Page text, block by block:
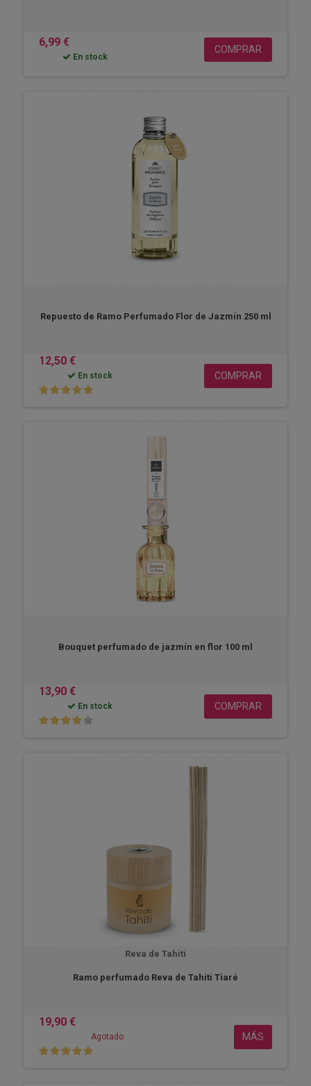
6,99 €
En stock
COMPRAR
Repuesto de Ramo Perfumado Flor de Jazmín 250 ml
12,50 €
En stock COMPRAR
Bouquet perfumado de jazmín en flor 100 ml
13,90 €
En stock COMPRAR
Reva de Tahiti
Ramo perfumado Reva de Tahiti Tiaré
19,90 €
Agotado MÁS